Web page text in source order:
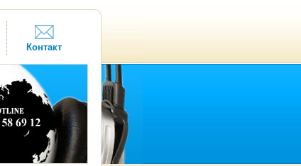
Контакт